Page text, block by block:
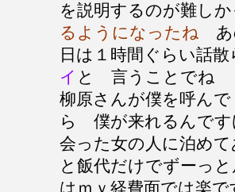
を説明するのが難し
るようになったね
日は１時間ぐらい話散
イ と 言うことでね
柳原さんが僕を呼ん
ら 僕が来れるんで
会った女の人に泊め
と飯代だけでずーっ
はｍｙ経費面では楽